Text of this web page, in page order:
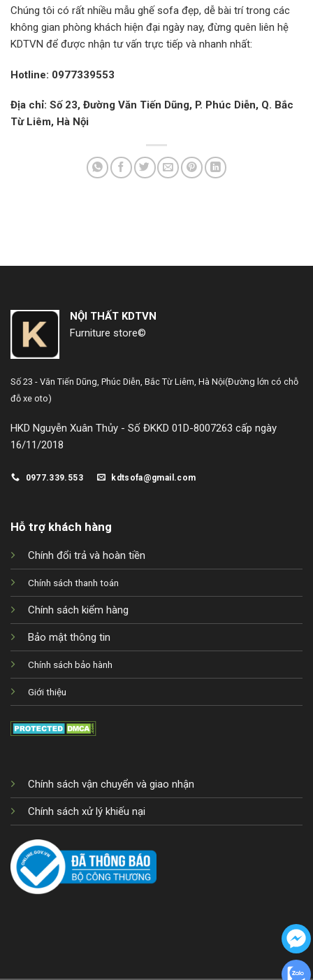
Chúng tôi có rất nhiều mẫu ghế sofa đẹp, dễ bài trí trong các
không gian phòng khách hiện đại ngày nay, đừng quên liên hệ
KDTVN để được nhận tư vấn trực tiếp và nhanh nhất:
Hotline: 0977339553
Địa chỉ: Số 23, Đường Văn Tiến Dũng, P. Phúc Diễn, Q. Bắc
Từ Liêm, Hà Nội
NỘI THẤT KDTVN
Furniture store©
Số 23 - Văn Tiến Dũng, Phúc Diễn, Bắc Từ Liêm, Hà Nội(Đường lớn có chỗ
đỗ xe oto)
HKD Nguyễn Xuân Thủy - Số ĐKKD 01D-8007263 cấp ngày
16/11/2018
0977.339.553 kdtsofa@gmail.com
Hỗ trợ khách hàng
Chính đổi trả và hoàn tiền
Chính sách thanh toán
Chính sách kiểm hàng
Bảo mật thông tin
Chính sách bảo hành
Giới thiệu
Chính sách vận chuyển và giao nhận
Chính sách xử lý khiếu nại